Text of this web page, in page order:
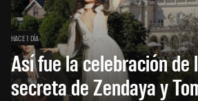
HACE 1 DÍA
Así fue la celebración de
secreta de Zendaya y